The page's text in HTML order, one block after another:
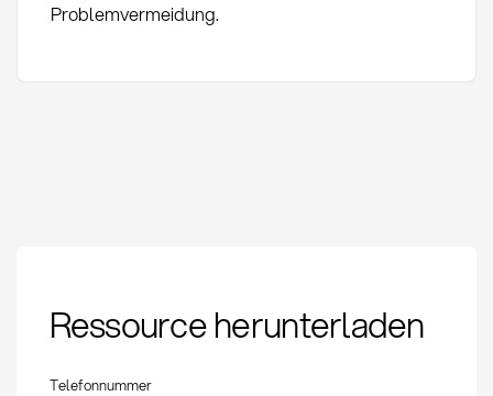
Problemvermeidung.
im Einkauf: Definition,
Methoden & KPIs
Ressource herunterladen
Telefonnummer